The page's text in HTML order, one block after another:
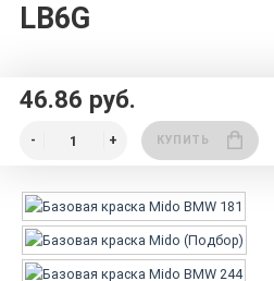
LB6G
46.86 руб.
КУПИТЬ